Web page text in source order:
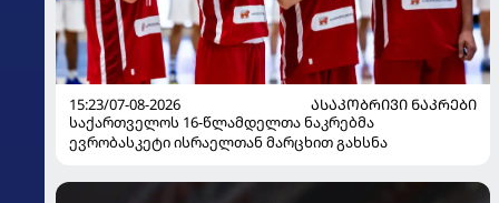
15:23/07-08-2026
ᲐᲡᲐᲙᲝᲑᲠᲘᲕᲘ ᲜᲐᲙᲠᲔᲑᲘ
საქართველოს 16-წლამდელთა ნაკრებმა
ევრობასკეტი ისრაელთან მარცხით გახსნა